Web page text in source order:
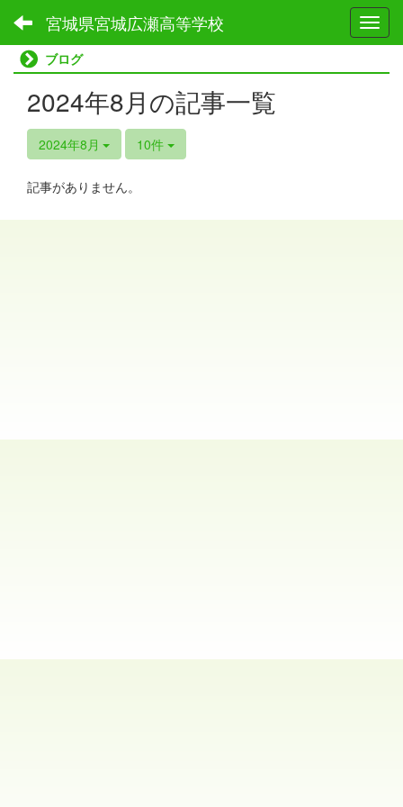
宮城県宮城広瀬高等学校
ブログ
2024年8月の記事一覧
2024年8月 10件
記事がありません。